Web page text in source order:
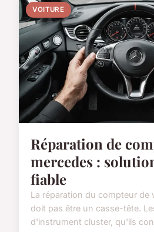
VOITURE
Réparation de
mercedes :
fiable
La réparation du compteur de
doit pas être un casse-tête.
d'instrument cluster, qu'ils